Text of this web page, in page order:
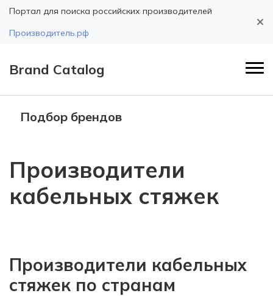
Портал для поиска российских производителей
Производитель.рф
Brand Catalog
Подбор брендов
Производители
кабельных стяжек
Производители кабельных
стяжек по странам